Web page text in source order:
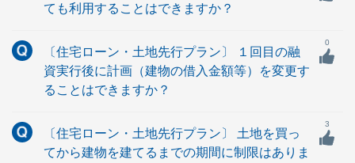
ても利用することはできますか？
〔住宅ローン・土地先行プラン〕 １回目の融
資実行後に計画（建物の借入金額等）を変更す
ることはできますか？
0
〔住宅ローン・土地先行プラン〕 土地を買っ
てから建物を建てるまでの期間に制限はありま
3